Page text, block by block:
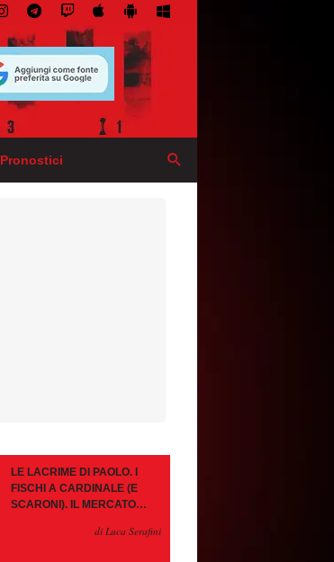
Pronostici
LE LACRIME DI PAOLO. I
FISCHI A CARDINALE (E
SCARONI). IL MERCATO
PAZIENZA, SE RESTA È
di Luca Serafini